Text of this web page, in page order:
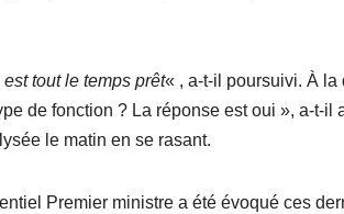
tout le temps prêt« , a-t-il poursuivi. À
de fonction ? La réponse est oui », a-t-il
le matin en se rasant.
Premier ministre a été évoqué ces